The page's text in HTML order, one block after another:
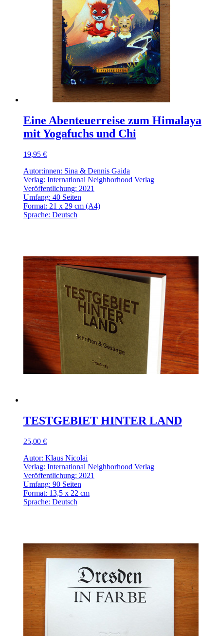
Eine Abenteuerreise zum Himalaya
mit Yogafuchs und Chi
19,95 €
Autor:innen: Sina & Dennis Gaida
Verlag: International Neighborhood Verlag
Veröffentlichung: 2021
Umfang: 40 Seiten
Format: 21 x 29 cm (A4)
Sprache: Deutsch
TESTGEBIET HINTER LAND
25,00 €
Autor: Klaus Nicolai
Verlag: International Neighborhood Verlag
Veröffentlichung: 2021
Umfang: 90 Seiten
Format: 13,5 x 22 cm
Sprache: Deutsch